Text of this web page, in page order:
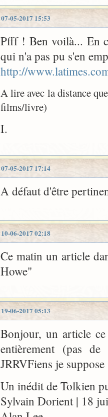
07-05-2017 15:53
Pfff ! Ben voilà... En
qui n'a pas pu s'en
http://
A lire avec la distance
films/livre)
I.
07-05-2017 17:14
A défaut d'être
10-06-2017 02:18
Ce matin un article
Howe"
19-06-2017 05:13
Bonjour, un article
entièrement (pas
JRRVFiens je suppose
Un inédit de Tolkien
Sylvain Dorient | 18